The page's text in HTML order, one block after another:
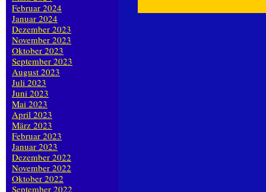
Februar 2024
Januar 2024
Dezember 2023
November 2023
Oktober 2023
September 2023
August 2023
Juli 2023
Juni 2023
Mai 2023
April 2023
März 2023
Februar 2023
Januar 2023
Dezember 2022
November 2022
Oktober 2022
September 2022